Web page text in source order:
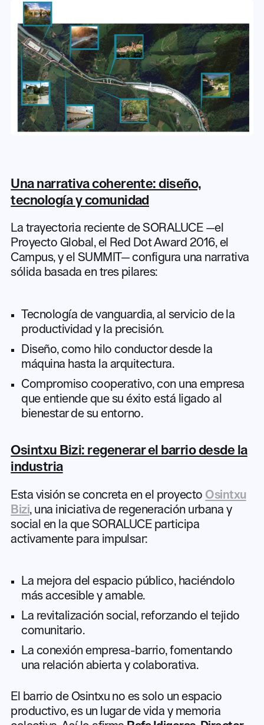
Una narrativa coherente: diseño,
tecnología y comunidad
La trayectoria reciente de SORALUCE —el
Proyecto Global, el Red Dot Award 2016, el
Campus, y el SUMMIT— configura una narrativa
sólida basada en tres pilares:
Tecnología de vanguardia, al servicio de la
productividad y la precisión.
Diseño, como hilo conductor desde la
máquina hasta la arquitectura.
Compromiso cooperativo, con una empresa
que entiende que su éxito está ligado al
bienestar de su entorno.
Osintxu Bizi: regenerar el barrio desde la
industria
Esta visión se concreta en el proyecto Osintxu
Bizi, una iniciativa de regeneración urbana y
social en la que SORALUCE participa
activamente para impulsar:
La mejora del espacio público, haciéndolo
más accesible y amable.
La revitalización social, reforzando el tejido
comunitario.
La conexión empresa-barrio, fomentando
una relación abierta y colaborativa.
El barrio de Osintxu no es solo un espacio
productivo, es un lugar de vida y memoria